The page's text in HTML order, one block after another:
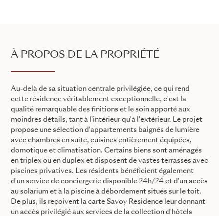
À PROPOS DE LA PROPRIÉTÉ
Au-delà de sa situation centrale privilégiée, ce qui rend
cette résidence véritablement exceptionnelle, c'est la
qualité remarquable des finitions et le soin apporté aux
moindres détails, tant à l'intérieur qu'à l'extérieur. Le projet
propose une sélection d'appartements baignés de lumière
avec chambres en suite, cuisines entièrement équipées,
domotique et climatisation. Certains biens sont aménagés
en triplex ou en duplex et disposent de vastes terrasses avec
piscines privatives. Les résidents bénéficient également
d'un service de conciergerie disponible 24h/24 et d'un accès
au solarium et à la piscine à débordement situés sur le toit.
De plus, ils reçoivent la carte Savoy Residence leur donnant
un accès privilégié aux services de la collection d'hôtels